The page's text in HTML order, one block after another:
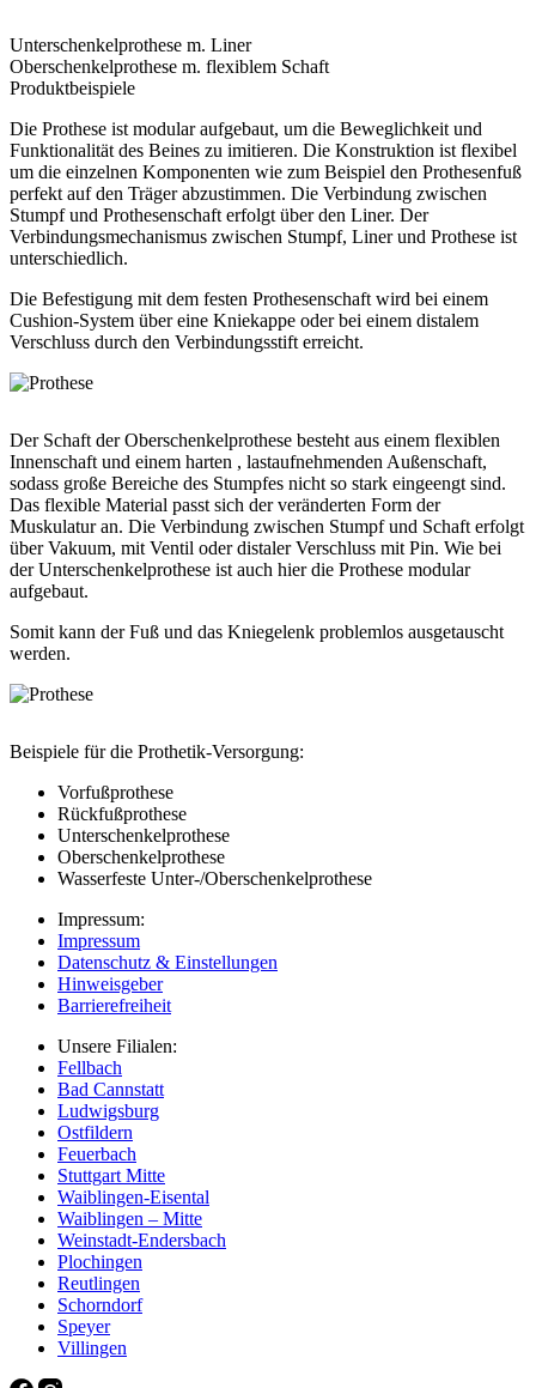
Unterschenkelprothese m. Liner
Oberschenkelprothese m. flexiblem Schaft
Produktbeispiele
Die Prothese ist modular aufgebaut, um die Beweglichkeit und
Funktionalität des Beines zu imitieren. Die Konstruktion ist flexibel
um die einzelnen Komponenten wie zum Beispiel den Prothesenfuß
perfekt auf den Träger abzustimmen. Die Verbindung zwischen
Stumpf und Prothesenschaft erfolgt über den Liner. Der
Verbindungsmechanismus zwischen Stumpf, Liner und Prothese ist
unterschiedlich.
Die Befestigung mit dem festen Prothesenschaft wird bei einem
Cushion-System über eine Kniekappe oder bei einem distalem
Verschluss durch den Verbindungsstift erreicht.
Der Schaft der Oberschenkelprothese besteht aus einem flexiblen
Innenschaft und einem harten , lastaufnehmenden Außenschaft,
sodass große Bereiche des Stumpfes nicht so stark eingeengt sind.
Das flexible Material passt sich der veränderten Form der
Muskulatur an. Die Verbindung zwischen Stumpf und Schaft erfolgt
über Vakuum, mit Ventil oder distaler Verschluss mit Pin. Wie bei
der Unterschenkelprothese ist auch hier die Prothese modular
aufgebaut.
Somit kann der Fuß und das Kniegelenk problemlos ausgetauscht
werden.
Beispiele für die Prothetik-Versorgung:
Vorfußprothese
Rückfußprothese
Unterschenkelprothese
Oberschenkelprothese
Wasserfeste Unter-/Oberschenkelprothese
Impressum:
Impressum
Datenschutz & Einstellungen
Hinweisgeber
Barrierefreiheit
Unsere Filialen:
Fellbach
Bad Cannstatt
Ludwigsburg
Ostfildern
Feuerbach
Stuttgart Mitte
Waiblingen-Eisental
Waiblingen – Mitte
Weinstadt-Endersbach
Plochingen
Reutlingen
Schorndorf
Speyer
Villingen